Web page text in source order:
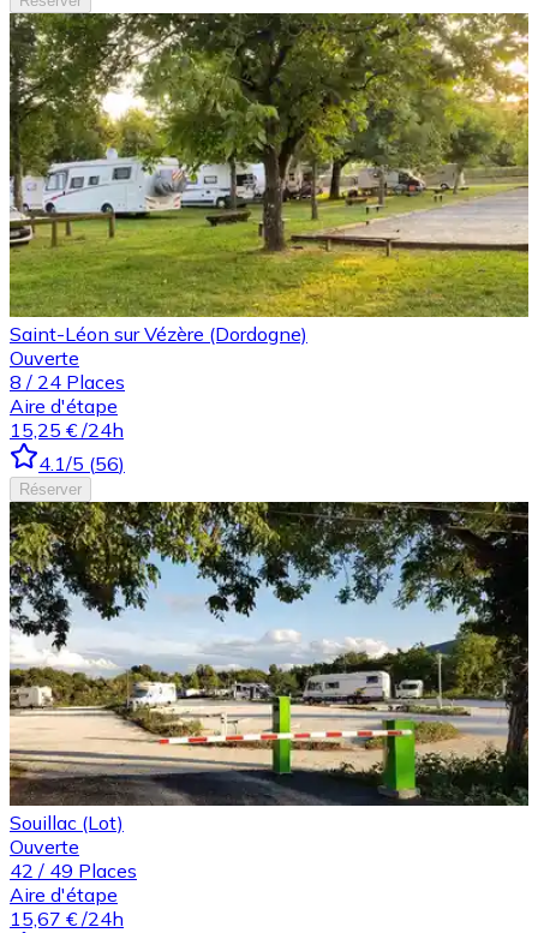
Saint-Léon sur Vézère (Dordogne)
Ouverte
8 / 24 Places
Aire d'étape
15,25 € /24h
4.1/5 (56)
Réserver
Souillac (Lot)
Ouverte
42 / 49 Places
Aire d'étape
15,67 € /24h